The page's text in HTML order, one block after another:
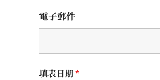
電子郵件
填表日期*